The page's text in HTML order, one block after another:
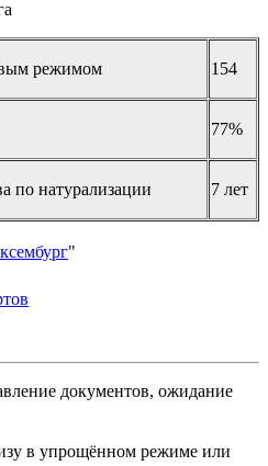
режимом 154
77%
по натурализации 7 лет
"
документов, ожидание
в упрощённом режиме или